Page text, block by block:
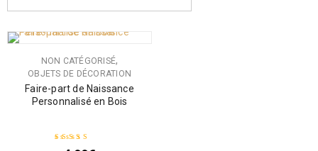
NON CATÉGORISÉ,
OBJETS DE DÉCORATION
Faire-part de Naissance
Personnalisé en Bois